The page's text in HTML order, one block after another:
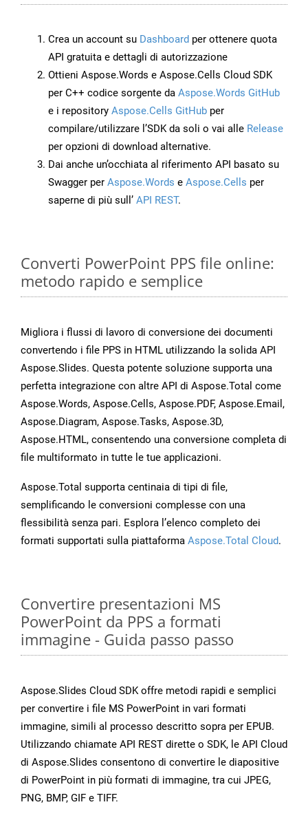
Crea un account su Dashboard per ottenere quota
API gratuita e dettagli di autorizzazione
Ottieni Aspose.Words e Aspose.Cells Cloud SDK
per C++ codice sorgente da Aspose.Words GitHub
e i repository Aspose.Cells GitHub per
compilare/utilizzare l’SDK da soli o vai alle Release
per opzioni di download alternative.
Dai anche un’occhiata al riferimento API basato su
Swagger per Aspose.Words e Aspose.Cells per
saperne di più sull’ API REST.
Converti PowerPoint PPS file online:
metodo rapido e semplice
Migliora i flussi di lavoro di conversione dei documenti
convertendo i file PPS in HTML utilizzando la solida API
Aspose.Slides. Questa potente soluzione supporta una
perfetta integrazione con altre API di Aspose.Total come
Aspose.Words, Aspose.Cells, Aspose.PDF, Aspose.Email,
Aspose.Diagram, Aspose.Tasks, Aspose.3D,
Aspose.HTML, consentendo una conversione completa di
file multiformato in tutte le tue applicazioni.
Aspose.Total supporta centinaia di tipi di file,
semplificando le conversioni complesse con una
flessibilità senza pari. Esplora l’elenco completo dei
formati supportati sulla piattaforma Aspose.Total Cloud.
Convertire presentazioni MS
PowerPoint da PPS a formati
immagine - Guida passo passo
Aspose.Slides Cloud SDK offre metodi rapidi e semplici
per convertire i file MS PowerPoint in vari formati
immagine, simili al processo descritto sopra per EPUB.
Utilizzando chiamate API REST dirette o SDK, le API Cloud
di Aspose.Slides consentono di convertire le diapositive
di PowerPoint in più formati di immagine, tra cui JPEG,
PNG, BMP, GIF e TIFF.